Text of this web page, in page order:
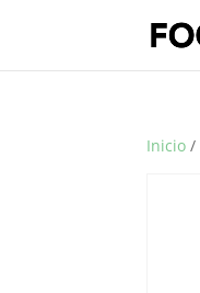
Inicio /